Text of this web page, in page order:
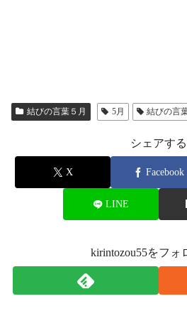
結びの言葉５月 5月 結びの言
シェアする
X Facebook
LINE
kirintozou55をフォ